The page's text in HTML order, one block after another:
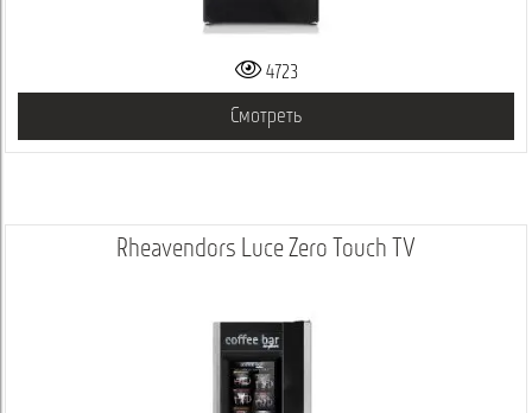
4723
Смотреть
Rheavendors Luce Zero Touch TV